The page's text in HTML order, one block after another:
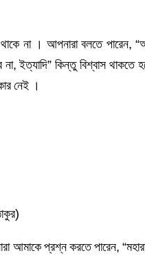
না । আপনারা বলতে পারেন,
না, ইত্যাদি” কিন্তু বিশ্বাস থাকতে
নেই ।
আমাকে প্রশ্ন করতে পারেন,